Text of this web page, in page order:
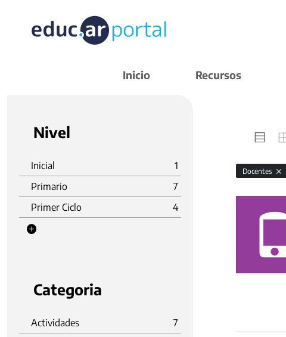
Inicio Recursos
Nivel
Inicial
1
Primario
7
Primer Ciclo
4
Categoria
Actividades
7
Docentes